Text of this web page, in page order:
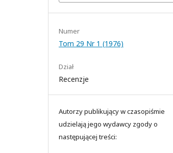
Numer
Tom 29 Nr 1 (1976)
Dział
Recenzje
Autorzy publikujący w czasopiśmie
udzielają jego wydawcy zgody o
następującej treści: